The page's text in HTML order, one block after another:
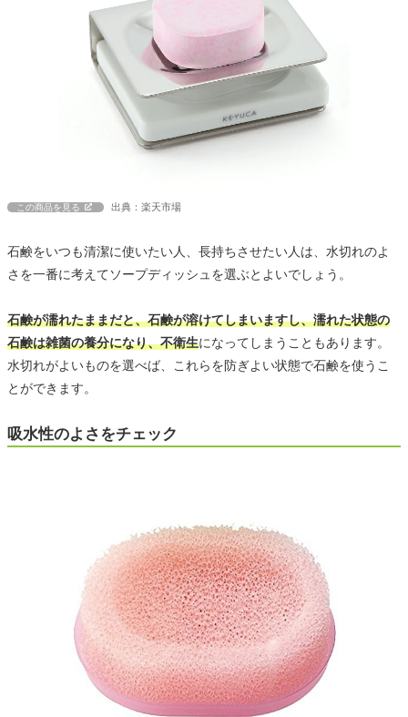
この商品を見る 出典：楽天市場
石鹸をいつも清潔に使いたい人、長持ちさせたい人は、水切れのよ
さを一番に考えてソープディッシュを選ぶとよいでしょう。
石鹸が濡れたままだと、石鹸が溶けてしまいますし、濡れた状態の
石鹸は雑菌の養分になり、不衛生になってしまうこともあります。
水切れがよいものを選べば、これらを防ぎよい状態で石鹸を使うこ
とができます。
吸水性のよさをチェック